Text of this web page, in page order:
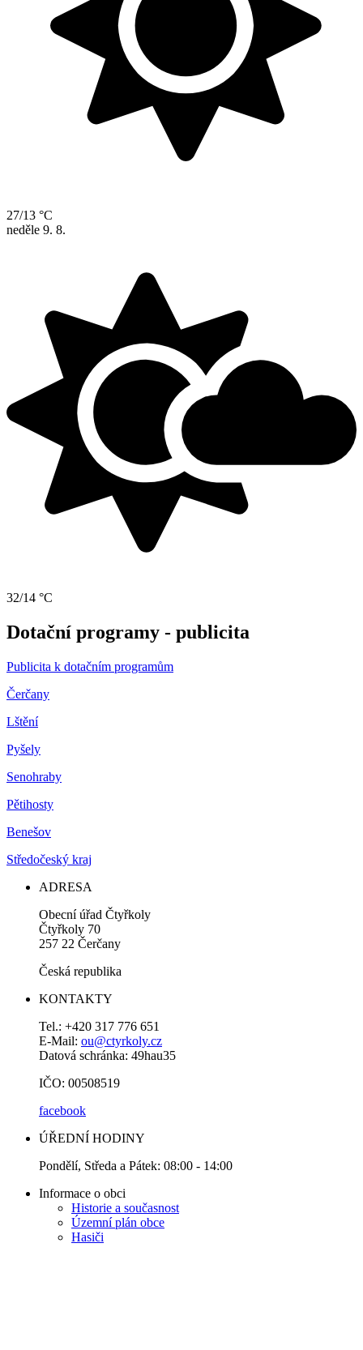
27/13 °C
neděle 9. 8.
32/14 °C
Dotační programy - publicita
Publicita k dotačním programům
Čerčany
Lštění
Pyšely
Senohraby
Pětihosty
Benešov
Středočeský kraj
ADRESA
Obecní úřad Čtyřkoly
Čtyřkoly 70
257 22 Čerčany
Česká republika
KONTAKTY
Tel.: +420 317 776 651
E-Mail: ou@ctyrkoly.cz
Datová schránka: 49hau35
IČO: 00508519
facebook
ÚŘEDNÍ HODINY
Pondělí, Středa a Pátek: 08:00 - 14:00
Informace o obci
Historie a současnost
Územní plán obce
Hasiči